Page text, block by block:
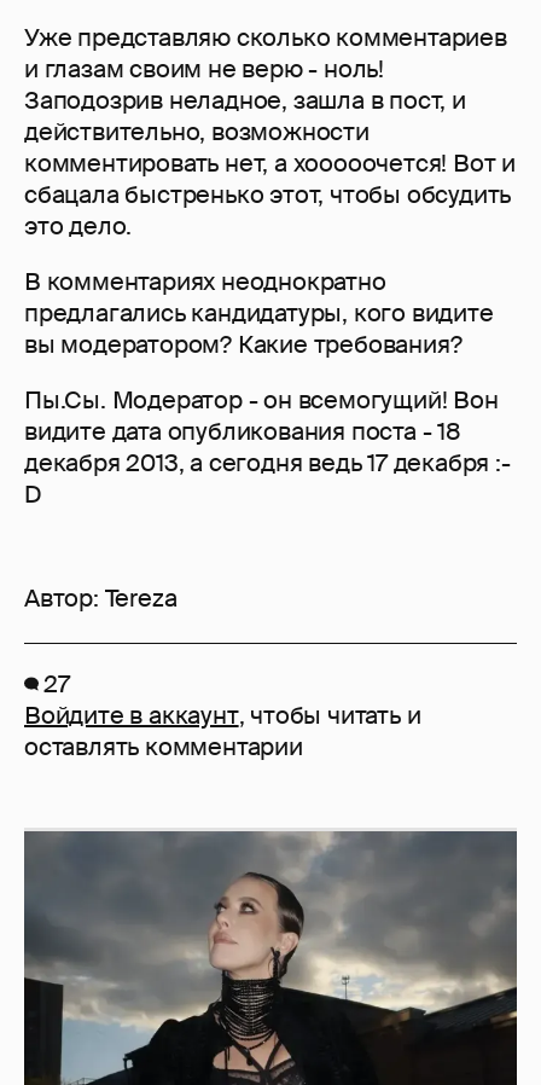
Уже представляю сколько комментариев
и глазам своим не верю - ноль!
Заподозрив неладное, зашла в пост, и
действительно, возможности
комментировать нет, а хооооочется! Вот и
сбацала быстренько этот, чтобы обсудить
это дело.
В комментариях неоднократно
предлагались кандидатуры, кого видите
вы модератором? Какие требования?
Пы.Сы. Модератор - он всемогущий! Вон
видите дата опубликования поста - 18
декабря 2013, а сегодня ведь 17 декабря :-
D
Автор: Tereza
27
Войдите в аккаунт, чтобы читать и
оставлять комментарии